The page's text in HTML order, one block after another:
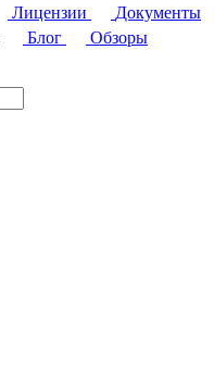
Лицензии
Документы
Блог
Обзоры